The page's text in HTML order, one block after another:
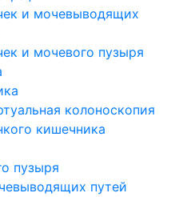
и мочевыводящих
и мочевого пузыря
колоноскопия
кишечника
пузыря
путей